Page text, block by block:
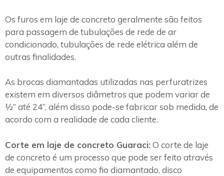
Os furos em laje de concreto geralmente são feitos
para passagem de tubulações de rede de ar
condicionado, tubulações de rede elétrica além de
outras finalidades.
As brocas diamantadas utilizadas nas perfuratrizes
existem em diversos diâmetros que podem variar de
½” até 24”, além disso pode-se fabricar sob medida, de
acordo com a realidade de cada cliente.
Corte em laje de concreto Guaraci: O corte de laje
de concreto é um processo que pode ser feito através
de equipamentos como fio diamantado, disco